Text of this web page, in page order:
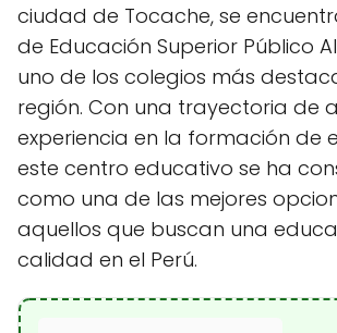
ciudad de Tocache, se
de Educación Superior Público
uno de los colegios más
región. Con una trayectoria de
experiencia en la formación de
este centro educativo se ha
como una de las mejores
aquellos que buscan una
calidad en el Perú.